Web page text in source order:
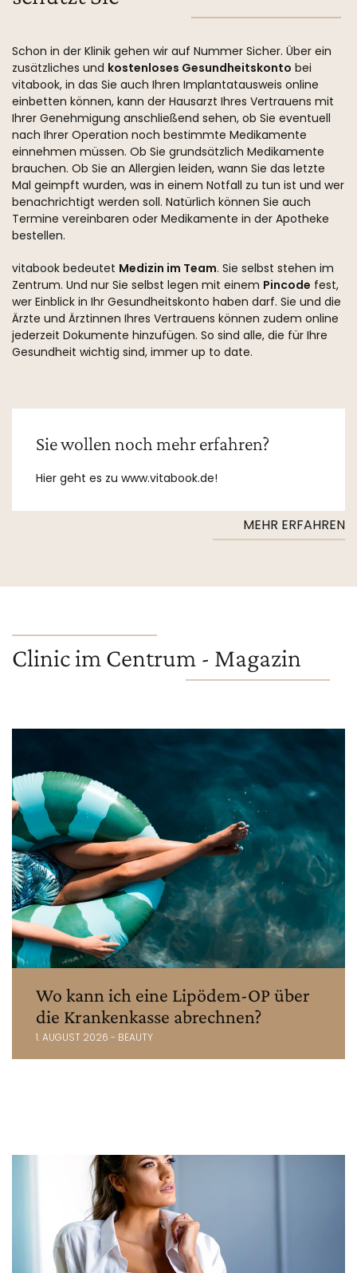
Schon in der Klinik gehen wir auf Nummer Sicher. Über ein
zusätzliches und kostenloses Gesundheitskonto bei
vitabook, in das Sie auch Ihren Implantatausweis online
einbetten können, kann der Hausarzt Ihres Vertrauens mit
Ihrer Genehmigung anschließend sehen, ob Sie eventuell
nach Ihrer Operation noch bestimmte Medikamente
einnehmen müssen. Ob Sie grundsätzlich Medikamente
brauchen. Ob Sie an Allergien leiden, wann Sie das letzte
Mal geimpft wurden, was in einem Notfall zu tun ist und wer
benachrichtigt werden soll. Natürlich können Sie auch
Termine vereinbaren oder Medikamente in der Apotheke
bestellen.
vitabook bedeutet Medizin im Team. Sie selbst stehen im
Zentrum. Und nur Sie selbst legen mit einem Pincode fest,
wer Einblick in Ihr Gesundheitskonto haben darf. Sie und die
Ärzte und Ärztinnen Ihres Vertrauens können zudem online
jederzeit Dokumente hinzufügen. So sind alle, die für Ihre
Gesundheit wichtig sind, immer up to date.
Sie wollen noch mehr erfahren?
Hier geht es zu www.vitabook.de!
MEHR ERFAHREN
Clinic im Centrum - Magazin
Wo kann ich eine Lipödem-OP über
die Krankenkasse abrechnen?
1. AUGUST 2026 - BEAUTY